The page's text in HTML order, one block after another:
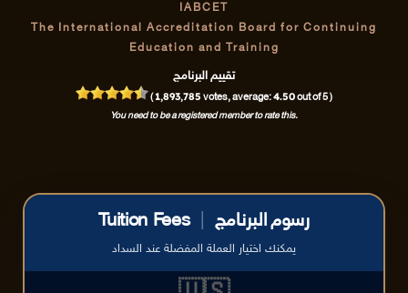
IABCET
The International Accreditation Board for Continuing
Education and Training
تقييم البرنامج
(1,893,785 votes, average:4.50out of 5 )
You need to be a registered member to rate this.
Tuition Fees رسوم البرنامج
يمكنك اختيار العملة المفضلة عند السداد